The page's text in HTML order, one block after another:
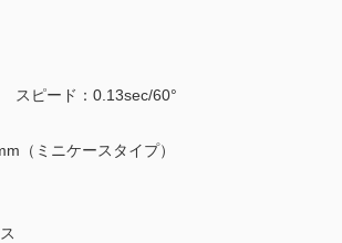
スピード：0.13sec/60°
（ミニケースタイプ）